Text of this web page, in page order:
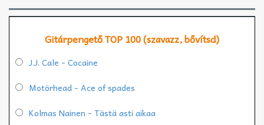
Gitárpengető TOP 100 (szavazz, bővítsd)
J.J. Cale - Cocaine
Motörhead - Ace of spades
Kolmas Nainen - Tästä asti aikaa